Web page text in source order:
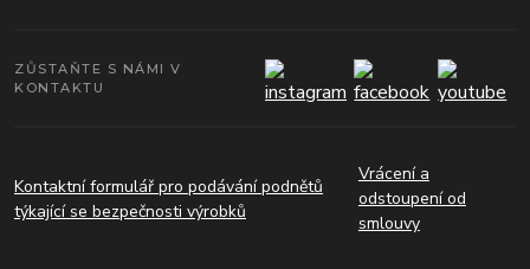
ZŮSTAŇTE S NÁMI V
KONTAKTU
Kontaktní formulář pro podávání podnětů
týkající se bezpečnosti výrobků
Vrácení a
odstoupení od
smlouvy